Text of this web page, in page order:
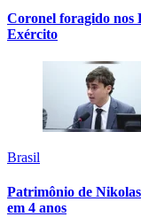
Coronel foragido nos
Exército
Brasil
Patrimônio de
em 4 anos